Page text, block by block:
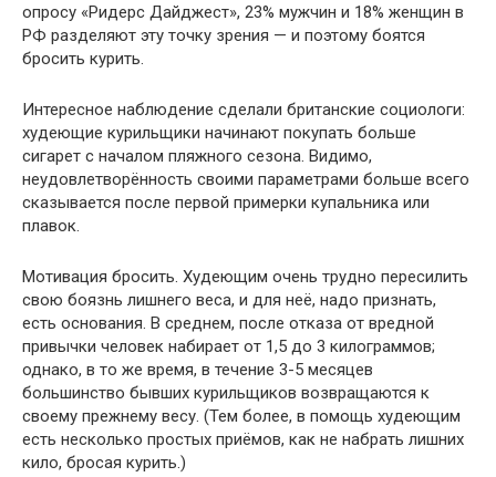
опросу «Ридерс Дайджест», 23% мужчин и 18% женщин в
РФ разделяют эту точку зрения — и поэтому боятся
бросить курить.
Интересное наблюдение сделали британские социологи:
худеющие курильщики начинают покупать больше
сигарет с началом пляжного сезона. Видимо,
неудовлетворённость своими параметрами больше всего
сказывается после первой примерки купальника или
плавок.
Мотивация бросить. Худеющим очень трудно пересилить
свою боязнь лишнего веса, и для неё, надо признать,
есть основания. В среднем, после отказа от вредной
привычки человек набирает от 1,5 до 3 килограммов;
однако, в то же время, в течение 3-5 месяцев
большинство бывших курильщиков возвращаются к
своему прежнему весу. (Тем более, в помощь худеющим
есть несколько простых приёмов, как не набрать лишних
кило, бросая курить.)